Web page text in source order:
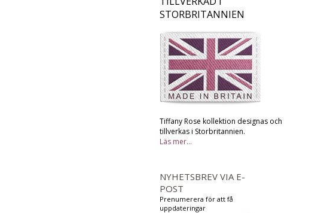
STORBRITANNIEN
Tiffany Rose kollektion designas och
tillverkas i Storbritannien.
Läs mer...
NYHETSBREV VIA E-
POST
Prenumerera för att få
uppdateringar